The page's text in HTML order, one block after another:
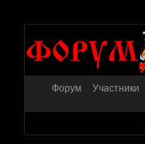
Форум Участники